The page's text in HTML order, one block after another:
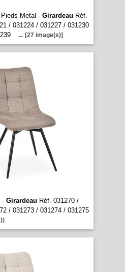
Metal - Girardeau Réf.
/ 031224 / 031227 / 031230
... [27 image(s)]
- Girardeau Réf. 031270 /
/ 031273 / 031274 / 031275